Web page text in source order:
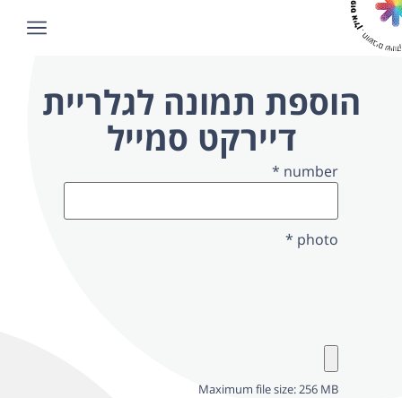
הוספת תמונה לגלריית
דיירקט סמייל
number
*
photo
*
Maximum file size: 256 MB